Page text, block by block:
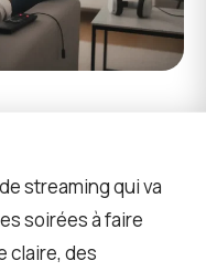
streaming qui va
soirées à faire
claire, des